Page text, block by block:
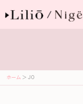
ホーム ＞ JO